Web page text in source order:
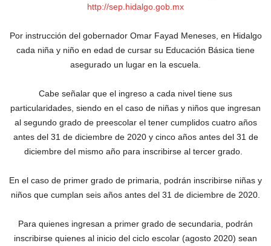
http://sep.hidalgo.gob.mx
Por instrucción del gobernador Omar Fayad Meneses, en Hidalgo
cada niña y niño en edad de cursar su Educación Básica tiene
asegurado un lugar en la escuela.
Cabe señalar que el ingreso a cada nivel tiene sus
particularidades, siendo en el caso de niñas y niños que ingresan
al segundo grado de preescolar el tener cumplidos cuatro años
antes del 31 de diciembre de 2020 y cinco años antes del 31 de
diciembre del mismo año para inscribirse al tercer grado.
En el caso de primer grado de primaria, podrán inscribirse niñas y
niños que cumplan seis años antes del 31 de diciembre de 2020.
Para quienes ingresan a primer grado de secundaria, podrán
inscribirse quienes al inicio del ciclo escolar (agosto 2020) sean